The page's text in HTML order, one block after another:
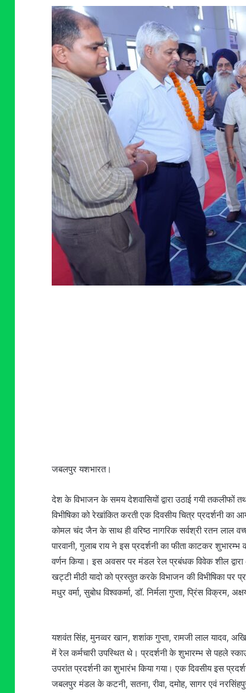
जबलपुर यशभारत।
देश के विभाजन के समय देशवासियों द्वारा उठाई गयी
विभीषिका को रेखांकित करती एक दिवसीय चित्र प्रदर्शनी
कोमल चंद जैन के साथ ही वरिष्ठ नागरिक सर्वश्री रतन लाल
पारवानी, गुलाब राय ने इस प्रदर्शनी का फीता काटकर
वर्णन किया। इस अवसर पर मंडल रेल प्रबंधक विवेक शील द्वारा
खट्टी मीठी यादो को प्रस्तुत करके विभाजन की विभीषिका
मधुर वर्मा, सुबोध विश्वकर्मा, डॉ. निर्मला गुप्ता, प्रिंस विक्रम,
यशवंत सिंह, मुनव्वर खान, शशांक गुप्ता, रामजी लाल यादव,
में रेल कर्मचारी उपस्थित थे। प्रदर्शनी के शुभारम्भ से पहले
उपरांत प्रदर्शनी का शुभारंभ किया गया। एक दिवसीय इस
जबलपुर मंडल के कटनी, सतना, रीवा, दमोह, सागर एवं नरसिंहपुर